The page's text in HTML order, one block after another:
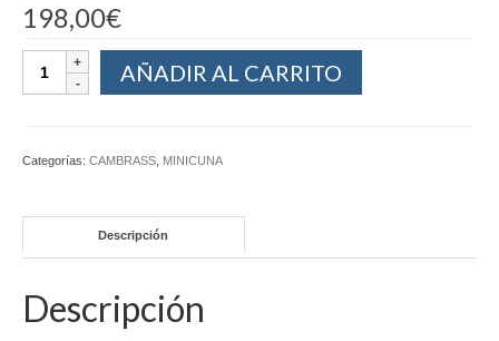
198,00€
AÑADIR AL CARRITO
Categorías: CAMBRASS MINICUNA
Descripción
Descripción